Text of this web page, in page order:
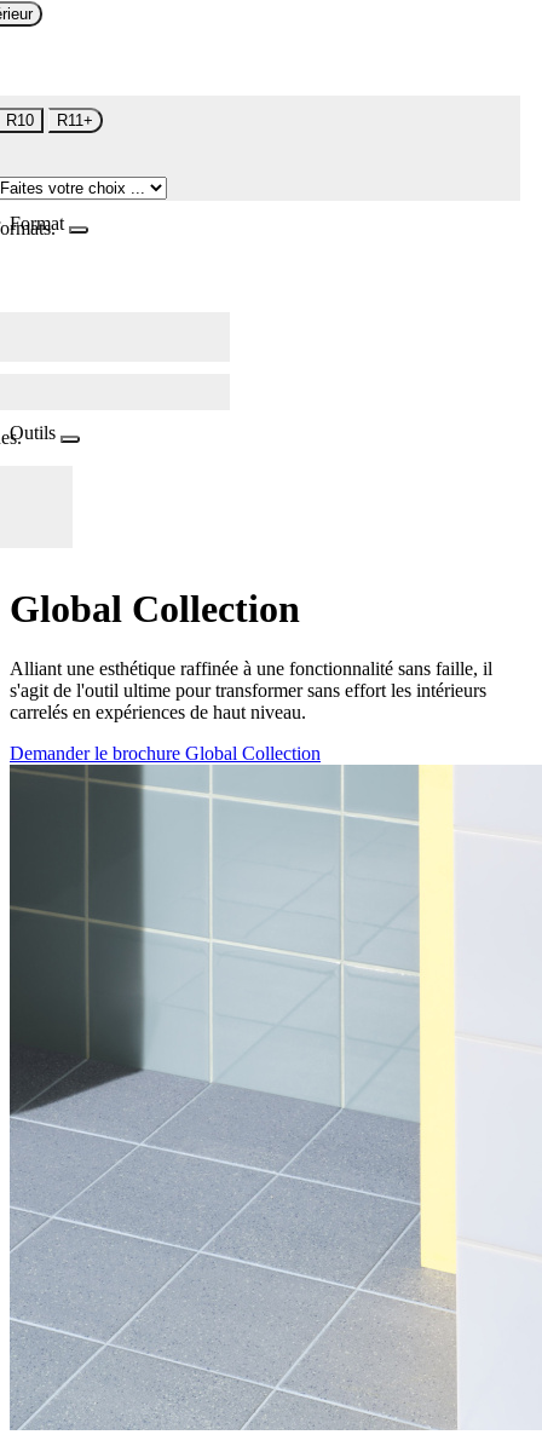
R10 R11+
Format
Outils
Global Collection
Alliant une esthétique raffinée à une fonctionnalité sans faille, il
s'agit de l'outil ultime pour transformer sans effort les intérieurs
carrelés en expériences de haut niveau.
Demander le brochure Global Collection